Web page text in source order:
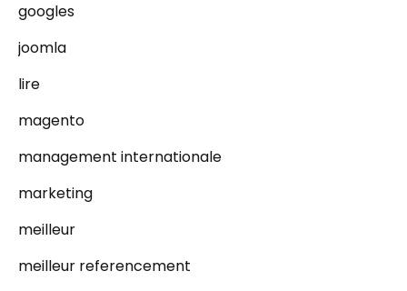
googles
joomla
lire
magento
management internationale
marketing
meilleur
meilleur referencement